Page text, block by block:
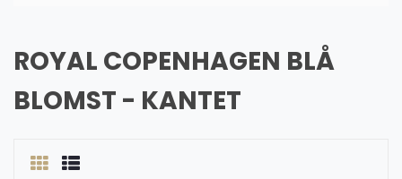
ROYAL COPENHAGEN BLÅ
BLOMST - KANTET